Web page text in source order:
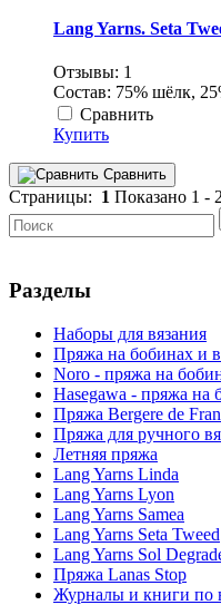
Lang Yarns. Seta
Отзывы: 1
Состав: 75% шёлк,
Сравнить
Купить
Сравнить
Страницы: 1 Показано 1 - 2
Разделы
Наборы для вязания
Пряжа на бобинах и
Noro - пряжа на
Hasegawa - пряжа на
Пряжа Bergere de
Пряжа для ручного
Летняя пряжа
Lang Yarns Linda
Lang Yarns Lyon
Lang Yarns Samea
Lang Yarns Seta Tweed
Lang Yarns Sol
Пряжа Lanas Stop
Журналы и книги по